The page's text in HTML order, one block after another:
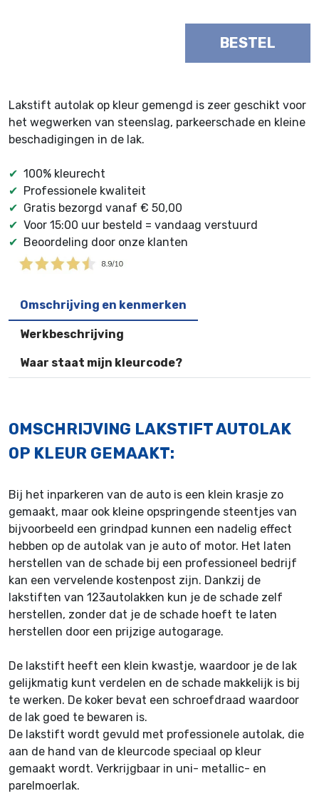
BESTEL
Lakstift autolak op kleur gemengd is zeer geschikt voor
het wegwerken van steenslag, parkeerschade en kleine
beschadigingen in de lak.
✔ 100% kleurecht
✔ Professionele kwaliteit
✔ Gratis bezorgd vanaf € 50,00
✔ Voor 15:00 uur besteld = vandaag verstuurd
✔ Beoordeling door onze klanten
Omschrijving en kenmerken
Werkbeschrijving
Waar staat mijn kleurcode?
OMSCHRIJVING LAKSTIFT AUTOLAK
OP KLEUR GEMAAKT:
Bij het inparkeren van de auto is een klein krasje zo
gemaakt, maar ook kleine opspringende steentjes van
bijvoorbeeld een grindpad kunnen een nadelig effect
hebben op de autolak van je auto of motor. Het laten
herstellen van de schade bij een professioneel bedrijf
kan een vervelende kostenpost zijn. Dankzij de
lakstiften van 123autolakken kun je de schade zelf
herstellen, zonder dat je de schade hoeft te laten
herstellen door een prijzige autogarage.
De lakstift heeft een klein kwastje, waardoor je de lak
gelijkmatig kunt verdelen en de schade makkelijk is bij
te werken. De koker bevat een schroefdraad waardoor
de lak goed te bewaren is.
De lakstift wordt gevuld met professionele autolak, die
aan de hand van de kleurcode speciaal op kleur
gemaakt wordt. Verkrijgbaar in uni- metallic- en
parelmoerlak.